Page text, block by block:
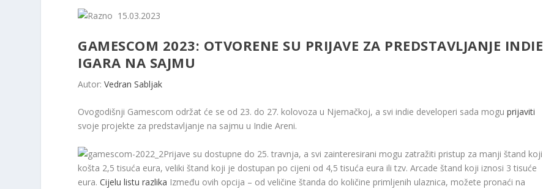
15.03.2023
GAMESCOM 2023: OTVORENE SU PRIJAVE ZA PREDSTAVLJANJE INDIE
IGARA NA SAJMU
Autor:Vedran Sabljak
Ovogodišnji Gamescom održat će se od 23. do 27. kolovoza u Njemačkoj, a svi indie developeri sada moguprijaviti
svoje projekte za predstavljanje na sajmu u Indie Areni.
Prijave su dostupne do 25. travnja, a svi zainteresirani mogu zatražiti pristup za manji štand koji
košta 2,5 tisuća eura, veliki štand koji je dostupan po cijeni od 4,5 tisuća eura ili tzv. Arcade štand koji iznosi 3 tisuće
eura.Cijelu listu razlika Između ovih opcija – od veličine štanda do količine primljenih ulaznica, možete pronaći na